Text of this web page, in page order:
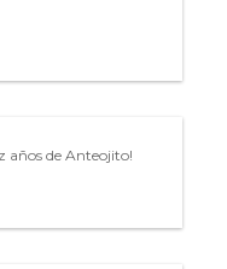
años de Anteojito!